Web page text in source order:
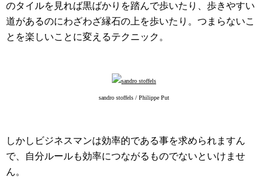
のタイルを見れば黒ばかりを踏んで歩いたり、歩きやすい
道があるのにわざわざ縁石の上を歩いたり。つまらないこ
とを楽しいことに変えるテクニック。
sandro stoffels / Philippe Put
しかしビジネスマンは効率的である事を求められますん
で、自分ルールも効率につながるものでないといけませ
ん。